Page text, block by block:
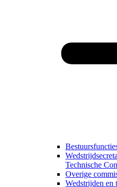
Technische
Overige
Wedstrijden en